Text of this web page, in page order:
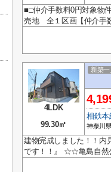
■□仲介手数料0円対象
売地 全１区画【仲介手
4LDK
99.30㎡
新築
相鉄本
神奈川
建物完成しました！！
です！！』 ☆☆亀島自然